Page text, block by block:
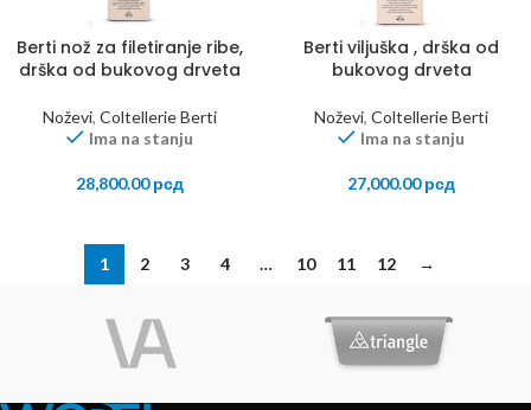
Berti nož za filetiranje ribe,
drška od bukovog drveta
Noževi, Coltellerie Berti
Ima na stanju
28,800.00рсд
Berti viljuška , drška od
bukovog drveta
Noževi, Coltellerie Berti
Ima na stanju
27,000.00рсд
1 2 3 4 … 10 11 12 →